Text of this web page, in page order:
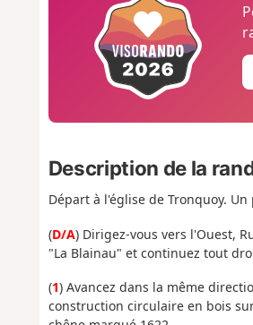
Description de la
Départ à l'église de Tronquoy.
(D/A) Dirigez-vous vers l'Ouest,
"La Blainau" et continuez tout
(1) Avancez dans la même
construction circulaire en bois